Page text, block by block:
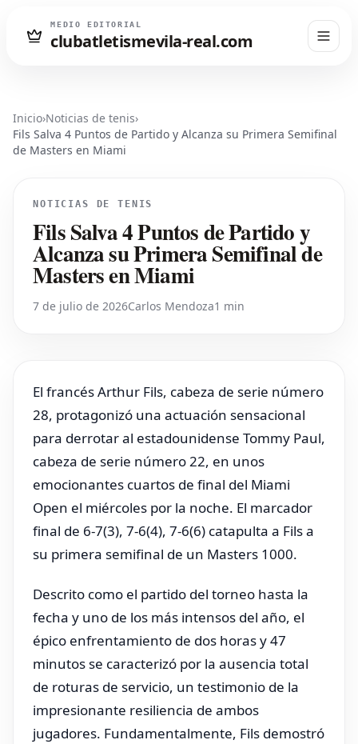
MEDIO EDITORIAL
clubatletismevila-real.com
Inicio›Noticias de tenis›
Fils Salva 4 Puntos de Partido y Alcanza su Primera Semifinal
de Masters en Miami
NOTICIAS DE TENIS
Fils Salva 4 Puntos de Partido y
Alcanza su Primera Semifinal de
Masters en Miami
7 de julio de 2026Carlos Mendoza1 min
El francés Arthur Fils, cabeza de serie número
28, protagonizó una actuación sensacional
para derrotar al estadounidense Tommy Paul,
cabeza de serie número 22, en unos
emocionantes cuartos de final del Miami
Open el miércoles por la noche. El marcador
final de 6-7(3), 7-6(4), 7-6(6) catapulta a Fils a
su primera semifinal de un Masters 1000.
Descrito como el partido del torneo hasta la
fecha y uno de los más intensos del año, el
épico enfrentamiento de dos horas y 47
minutos se caracterizó por la ausencia total
de roturas de servicio, un testimonio de la
impresionante resiliencia de ambos
jugadores. Fundamentalmente, Fils demostró